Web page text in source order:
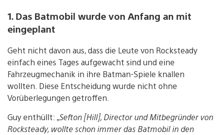
1. Das Batmobil wurde von Anfang an mit
eingeplant
Geht nicht davon aus, dass die Leute von Rocksteady
einfach eines Tages aufgewacht sind und eine
Fahrzeugmechanik in ihre Batman-Spiele knallen
wollten. Diese Entscheidung wurde nicht ohne
Vorüberlegungen getroffen.
Guy enthüllt: „Sefton [Hill], Director und Mitbegründer von
Rocksteady, wollte schon immer das Batmobil in den